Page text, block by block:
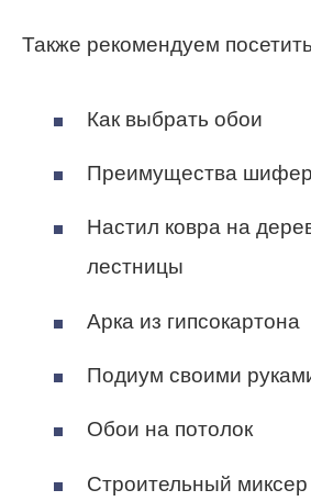
Также рекомендуем
Как выбрать обои
Преимущества
Настил ковра на
лестницы
Арка из гипсокартона
Подиум своими
Обои на потолок
Строительный миксер